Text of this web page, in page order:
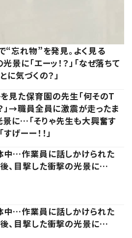
“忘れ物”を発見。よく見る
景に「エーッ！？」「なぜ落ちて
に気づくの？」
見た保育園の先生「何そのT
」→職員全員に激震が走ったま
に…「そりゃ先生も大興奮す
すげーー！！」
中…作業員に話しかけられた
、目撃した衝撃の光景に…
中…作業員に話しかけられた
、目撃した衝撃の光景に…